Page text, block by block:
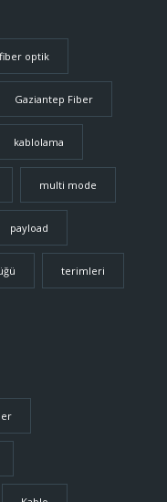
fiber optik
Gaziantep Fiber
kablolama
multi mode
payload
terimleri